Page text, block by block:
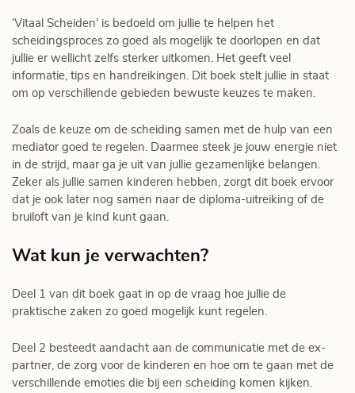
‘Vitaal Scheiden’ is bedoeld om jullie te helpen het
scheidingsproces zo goed als mogelijk te doorlopen en dat
jullie er wellicht zelfs sterker uitkomen. Het geeft veel
informatie, tips en handreikingen. Dit boek stelt jullie in staat
om op verschillende gebieden bewuste keuzes te maken.
Zoals de keuze om de scheiding samen met de hulp van een
mediator goed te regelen. Daarmee steek je jouw energie niet
in de strijd, maar ga je uit van jullie gezamenlijke belangen.
Zeker als jullie samen kinderen hebben, zorgt dit boek ervoor
dat je ook later nog samen naar de diploma-uitreiking of de
bruiloft van je kind kunt gaan.
Wat kun je verwachten?
Deel 1 van dit boek gaat in op de vraag hoe jullie de
praktische zaken zo goed mogelijk kunt regelen.
Deel 2 besteedt aandacht aan de communicatie met de ex-
partner, de zorg voor de kinderen en hoe om te gaan met de
verschillende emoties die bij een scheiding komen kijken.